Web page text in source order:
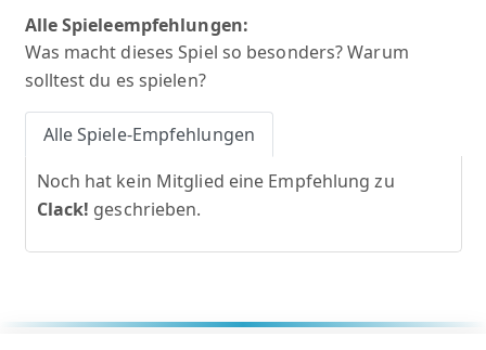
Alle Spieleempfehlungen:
Was macht dieses Spiel so besonders? Warum
solltest du es spielen?
Alle Spiele-Empfehlungen
Noch hat kein Mitglied eine Empfehlung zu
Clack! geschrieben.